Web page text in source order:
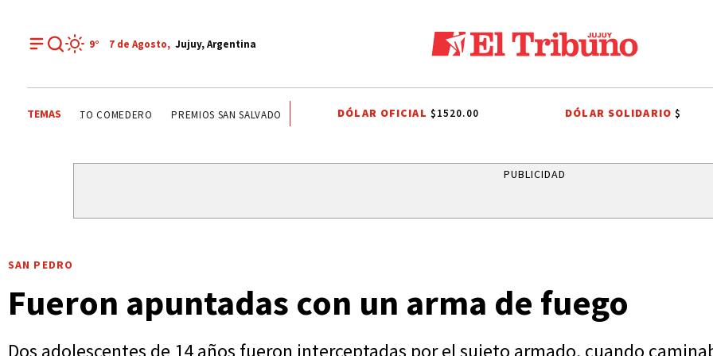
9° 7 de Agosto, Jujuy, Argentina
TEMASALTO COMEDERO PREMIOS SAN SALVADOR LEY DE PROPIEDAD PRIVADA LEY DE TIERRAS CANDELA ARIZAGA TALLERES DE
DÓLAR OFICIAL $1520.00 DÓLAR SOLIDARIO$
PUBLICIDAD
SAN PEDRO
Fueron apuntadas con un arma de fuego
Dos adolescentes de 14 años fueron interceptadas por el sujeto armado, cuando